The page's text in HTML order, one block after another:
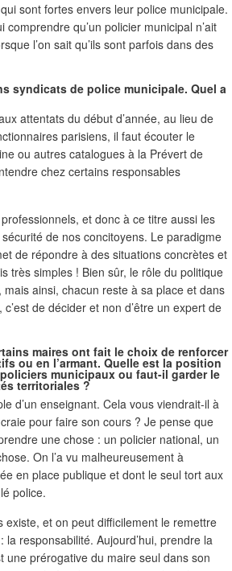
sont fortes envers leur police municipale.
qu’un policier municipal n’ait
l’on sait qu’ils sont parfois dans des
syndicats de police municipale. Quel a
attentats du début d’année, au lieu de
parisiens, il faut écouter le
ou autres catalogues à la Prévert de
chez certains responsables
professionnels, et donc à ce titre aussi les
de nos concitoyens. Le paradigme
de répondre à des situations concrètes et
très simples ! Bien sûr, le rôle du politique
ainsi, chacun reste à sa place et dans
de décider et non d’être un expert de
maires ont fait le choix de renforcer
ou en l’armant. Quelle est la position
municipaux ou faut-il garder le
territoriales ?
d’un enseignant. Cela vous viendrait-il à
pour faire son cours ? Je pense que
une chose : un policier national, un
On l’a vu malheureusement à
en place publique et dont le seul tort aux
police.
et on peut difficilement le remettre
responsabilité. Aujourd’hui, prendre la
une prérogative du maire seul dans son